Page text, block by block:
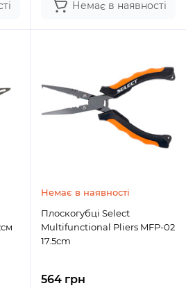
Немає в наявності
Немає в наявності
Плоскогубці Select
Multifunctional Pliers MFP-02
17.5cm
564 грн